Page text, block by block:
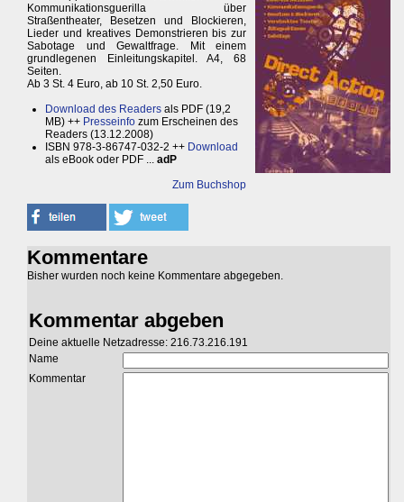
Kommunikationsguerilla über
Straßentheater, Besetzen und Blockieren,
Lieder und kreatives Demonstrieren bis zur
Sabotage und Gewaltfrage. Mit einem
grundlegenen Einleitungskapitel. A4, 68
Seiten.
Ab 3 St. 4 Euro, ab 10 St. 2,50 Euro.
Download des Readers als PDF (19,2
MB) ++ Presseinfo zum Erscheinen des
Readers (13.12.2008)
ISBN 978-3-86747-032-2 ++ Download
als eBook oder PDF ... adP
Zum Buchshop
Kommentare
Bisher wurden noch keine Kommentare abgegeben.
Kommentar abgeben
Deine aktuelle Netzadresse: 216.73.216.191
Name
Kommentar